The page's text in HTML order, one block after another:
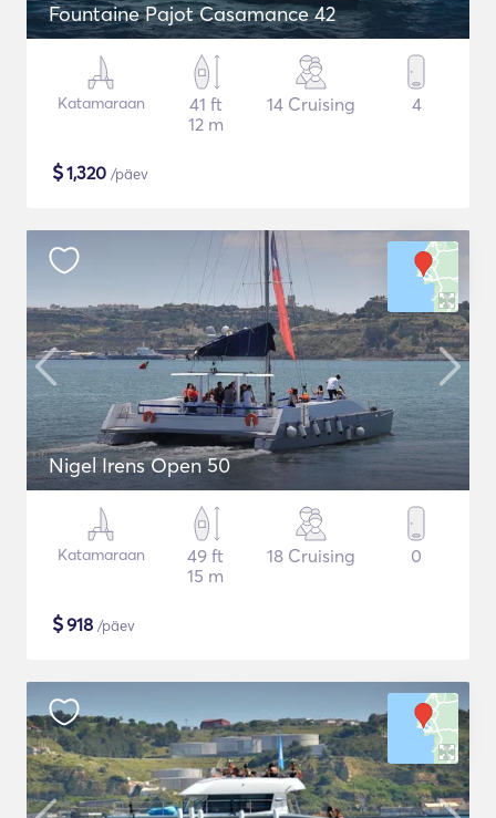
Fountaine Pajot Casamance 42
Katamaraan
41 ft
12 m
14 Cruising 4
$1,320 /päev
Nigel Irens Open 50
Katamaraan
49 ft
15 m
18 Cruising 0
$918 /päev